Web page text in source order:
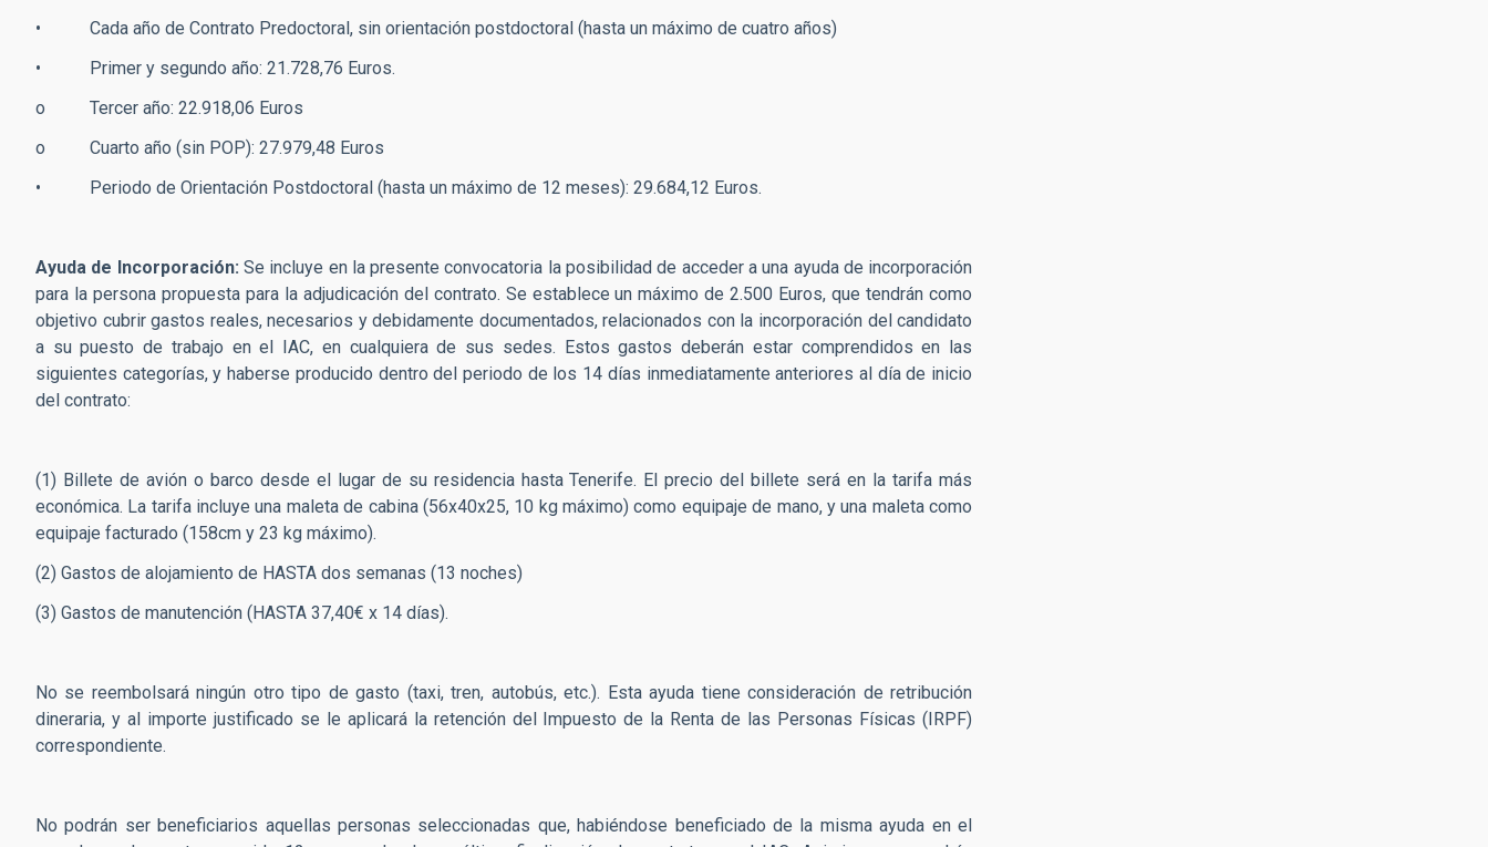
• Cada año de Contrato Predoctoral, sin orientación postdoctoral (hasta un máximo de cuatro años)
• Primer y segundo año: 21.728,76 Euros.
o Tercer año: 22.918,06 Euros
o Cuarto año (sin POP): 27.979,48 Euros
• Periodo de Orientación Postdoctoral (hasta un máximo de 12 meses): 29.684,12 Euros.
Ayuda de Incorporación: Se incluye en la presente convocatoria la posibilidad de acceder a una ayuda de incorporación
para la persona propuesta para la adjudicación del contrato. Se establece un máximo de 2.500 Euros, que tendrán como
objetivo cubrir gastos reales, necesarios y debidamente documentados, relacionados con la incorporación del candidato
a su puesto de trabajo en el IAC, en cualquiera de sus sedes. Estos gastos deberán estar comprendidos en las
siguientes categorías, y haberse producido dentro del periodo de los 14 días inmediatamente anteriores al día de inicio
del contrato:
(1) Billete de avión o barco desde el lugar de su residencia hasta Tenerife. El precio del billete será en la tarifa más
económica. La tarifa incluye una maleta de cabina (56x40x25, 10 kg máximo) como equipaje de mano, y una maleta como
equipaje facturado (158cm y 23 kg máximo).
(2) Gastos de alojamiento de HASTA dos semanas (13 noches)
(3) Gastos de manutención (HASTA 37,40€ x 14 días).
No se reembolsará ningún otro tipo de gasto (taxi, tren, autobús, etc.). Esta ayuda tiene consideración de retribución
dineraria, y al importe justificado se le aplicará la retención del Impuesto de la Renta de las Personas Físicas (IRPF)
correspondiente.
No podrán ser beneficiarios aquellas personas seleccionadas que, habiéndose beneficiado de la misma ayuda en el